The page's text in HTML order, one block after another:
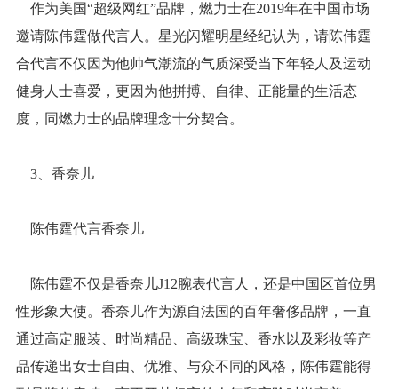
作为美国“超级网红”品牌，燃力士在2019年在中国市场
邀请陈伟霆做代言人。星光闪耀明星经纪认为，请陈伟霆
合代言不仅因为他帅气潮流的气质深受当下年轻人及运动
健身人士喜爱，更因为他拼搏、自律、正能量的生活态
度，同燃力士的品牌理念十分契合。
3、香奈儿
陈伟霆代言香奈儿
陈伟霆不仅是香奈儿J12腕表代言人，还是中国区首位男
性形象大使。香奈儿作为源自法国的百年奢侈品牌，一直
通过高定服装、时尚精品、高级珠宝、香水以及彩妆等产
品传递出女士自由、优雅、与众不同的风格，陈伟霆能得